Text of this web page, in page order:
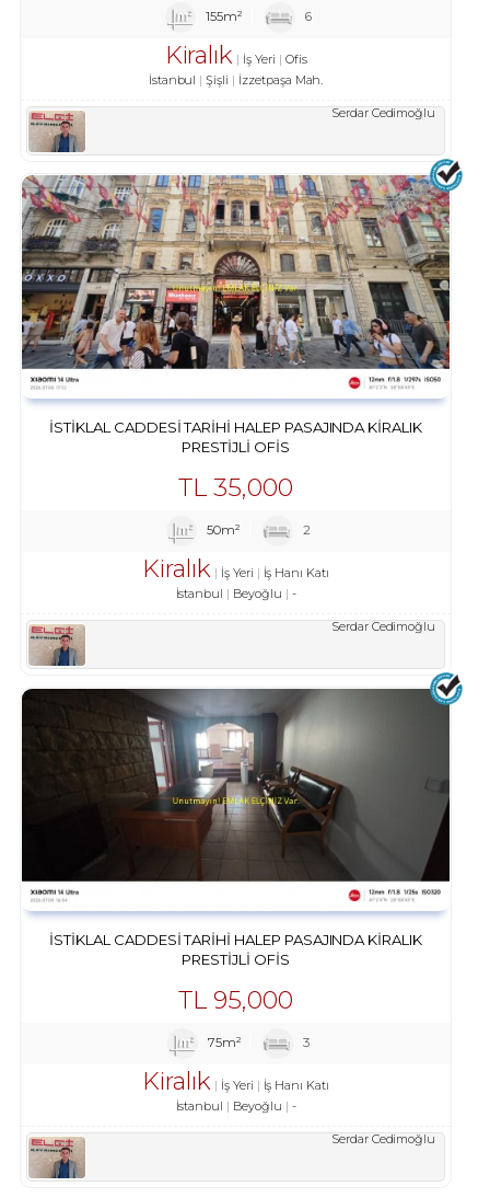
155m² 6
Kiralık İş Yeri
Ofis
İstanbul
Şişli İzzetpaşa Mah.
Serdar Cedimoğlu
İSTIKLAL CADDESI TARIHI HALEP PASAJINDA KIRALIK
PRESTIJLI OFIS
TL 35,000
50m² 2
Kiralık İş Yeri
İş Hanı Katı
İstanbul
Beyoğlu -
Serdar Cedimoğlu
İSTIKLAL CADDESI TARIHI HALEP PASAJINDA KIRALIK
PRESTIJLI OFIS
TL 95,000
75m² 3
Kiralık İş Yeri
İş Hanı Katı
İstanbul
Beyoğlu -
Serdar Cedimoğlu